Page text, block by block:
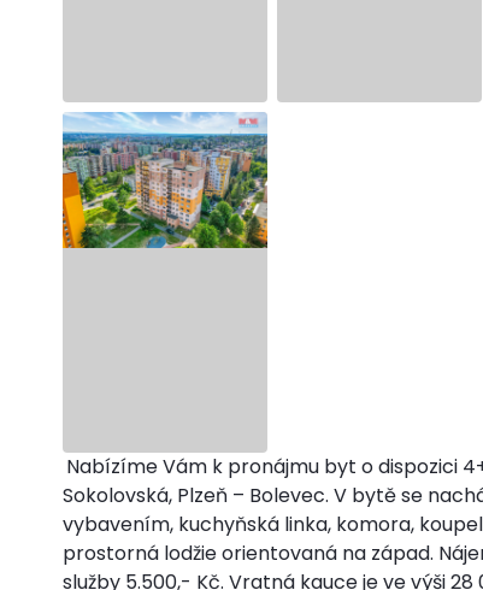
Nabízíme Vám k pronájmu byt o dispozici
Sokolovská, Plzeň – Bolevec. V bytě se
vybavením, kuchyňská linka, komora,
prostorná lodžie orientovaná na západ.
služby 5.500,- Kč. Vratná kauce je ve výši